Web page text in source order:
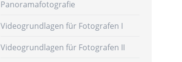
Panoramafotografie
Videogrundlagen für Fotografen I
Videogrundlagen für Fotografen II